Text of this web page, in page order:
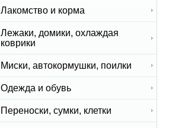
Лакомство и корма
Лежаки, домики, охлаждая
коврики
Миски, автокормушки, поилки
Одежда и обувь
Переноски, сумки, клетки